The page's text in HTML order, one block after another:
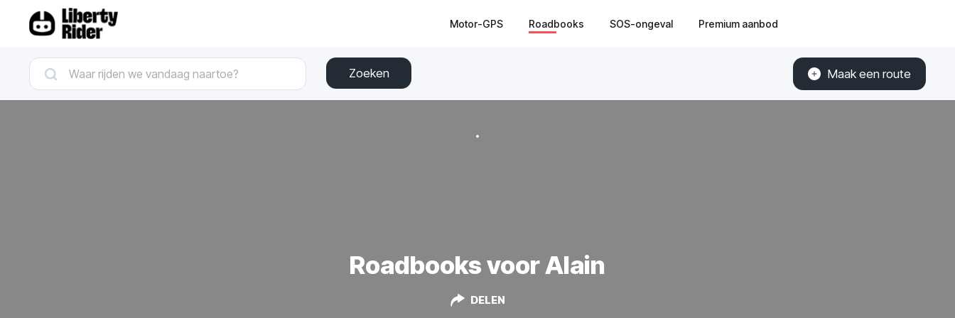
Motor-GPS Roadbooks SOS-ongeval Premium aanbod
Zoeken Maak een route
Roadbooks voor Alain
DELEN